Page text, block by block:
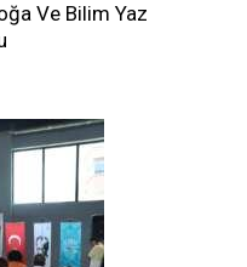
Ve Bilim Yaz